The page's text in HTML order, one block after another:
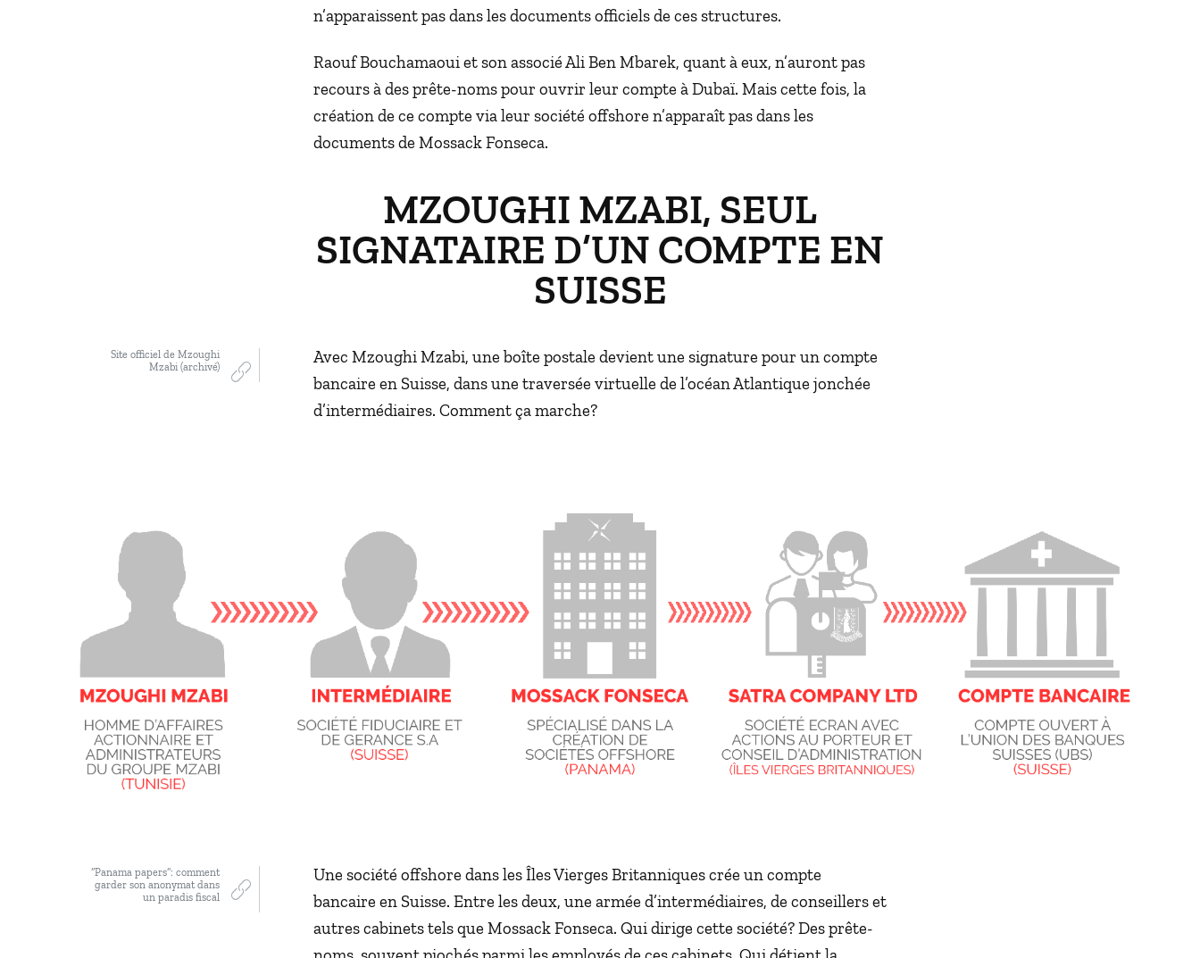
n’apparaissent pas dans les documents officiels de ces structures.
Raouf Bouchamaoui et son associé Ali Ben Mbarek, quant à eux, n’auront pas
recours à des prête-noms pour ouvrir leur compte à Dubaï. Mais cette fois, la
création de ce compte via leur société offshore n’apparaît pas dans les
documents de Mossack Fonseca.
MZOUGHI MZABI, SEUL
SIGNATAIRE D’UN COMPTE EN
SUISSE
Site officiel de Mzoughi
Mzabi (archivé)
Avec Mzoughi Mzabi, une boîte postale devient une signature pour un compte
bancaire en Suisse, dans une traversée virtuelle de l’océan Atlantique jonchée
d’intermédiaires. Comment ça marche?
“Panama papers”: comment
garder son anonymat dans
un paradis fiscal
Une société offshore dans les Îles Vierges Britanniques crée un compte
bancaire en Suisse. Entre les deux, une armée d’intermédiaires, de conseillers et
autres cabinets tels que Mossack Fonseca. Qui dirige cette société? Des prête-